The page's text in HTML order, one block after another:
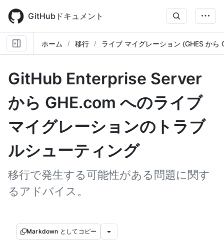
main
content
GitHubドキュメント
ホーム 移行 ライブ マイグレーション (GHES から
GitHub Enterprise Server
から GHE.com へのライブ
マイグレーションのトラブ
ルシューティング
移行で発生する可能性がある問題に関す
るアドバイス。
Markdown としてコピー